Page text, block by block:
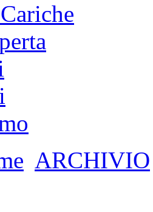
ARCHIVIO